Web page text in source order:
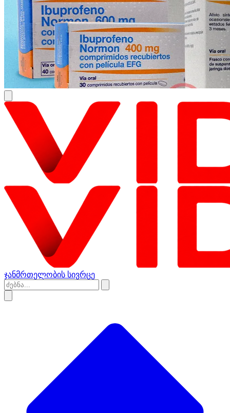
ჯანმრთელობის სივრცე